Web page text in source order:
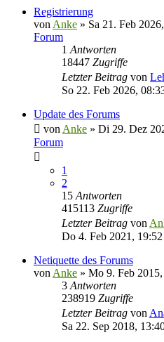
Registrierung
von Anke » Sa 21. Feb
Forum
1 Antworten
18447 Zugriffe
Letzter Beitrag von
So 22. Feb 2026,
Update des Forums
von Anke » Di 29. Dez
Forum
1
2
15 Antworten
415113 Zugriffe
Letzter Beitrag von
Do 4. Feb 2021, 19:52
Netiquette des Forums
von Anke » Mo 9. Feb
3 Antworten
238919 Zugriffe
Letzter Beitrag von
Sa 22. Sep 2018,